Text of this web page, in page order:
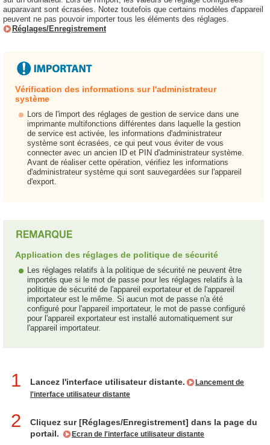
auparavant sont écrasées. Notez toutefois que certains modèles d'appareil
peuvent ne pas pouvoir importer tous les éléments des réglages.
Réglages/Enregistrement
Vérification des informations sur l'administrateur
système
Lors de l'import des réglages de gestion de service dans une
imprimante multifonctions différentes dans laquelle la gestion
de service est activée, les informations d'administrateur
système sont écrasées, ce qui peut vous éviter de vous
connecter avec un ancien ID et PIN d'administrateur système.
Avant de réaliser cette opération, vérifiez les informations
d'administrateur système qui sont sauvegardées sur l'appareil
d'export.
Application des réglages de politique de sécurité
Les réglages relatifs à la politique de sécurité ne peuvent être
importés que si le mot de passe pour les réglages relatifs à la
politique de sécurité de l'appareil exportateur et de l'appareil
importateur est le même. Si aucun mot de passe n'a été
configuré pour l'appareil importateur, le mot de passe configuré
pour l'appareil exportateur est installé automatiquement sur
l'appareil importateur.
1 Lancez l'interface utilisateur distante.
Lancement de
l'interface utilisateur distante
2
Cliquez sur [Réglages/Enregistrement] dans la page du
portail.
Ecran de l'interface utilisateur distante